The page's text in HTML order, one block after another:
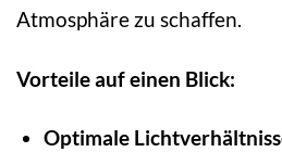
Atmosphäre zu schaffen.
Vorteile auf einen Blick:
Optimale